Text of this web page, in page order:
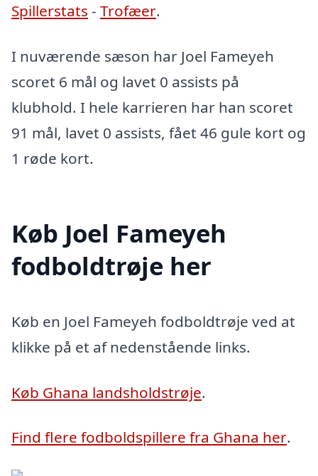
Spillerstats - Trofæer.
I nuværende sæson har Joel Fameyeh
scoret 6 mål og lavet 0 assists på
klubhold. I hele karrieren har han scoret
91 mål, lavet 0 assists, fået 46 gule kort og
1 røde kort.
Køb Joel Fameyeh
fodboldtrøje her
Køb en Joel Fameyeh fodboldtrøje ved at
klikke på et af nedenstående links.
Køb Ghana landsholdstrøje.
Find flere fodboldspillere fra Ghana her.